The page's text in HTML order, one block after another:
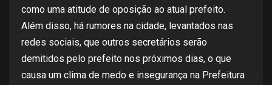
como uma atitude de oposição ao atual prefeito.
Além disso, há rumores na cidade, levantados nas
redes sociais, que outros secretários serão
demitidos pelo prefeito nos próximos dias, o que
causa um clima de medo e insegurança na Prefeitura